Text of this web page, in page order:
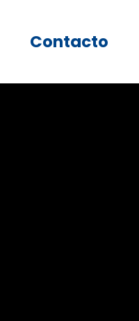
Contacto